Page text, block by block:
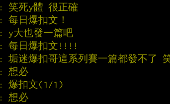
: 笑死y體 很正確
: 每日爆扣文！
: y大也發一篇吧
: 每日爆扣文!!!!
: 垢迷爆扣哥這系列賽一篇都發不了
: 想必
: 爆扣文(1/1)
: 想必